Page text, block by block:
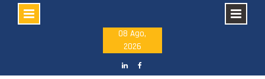
08 Ago,
2026